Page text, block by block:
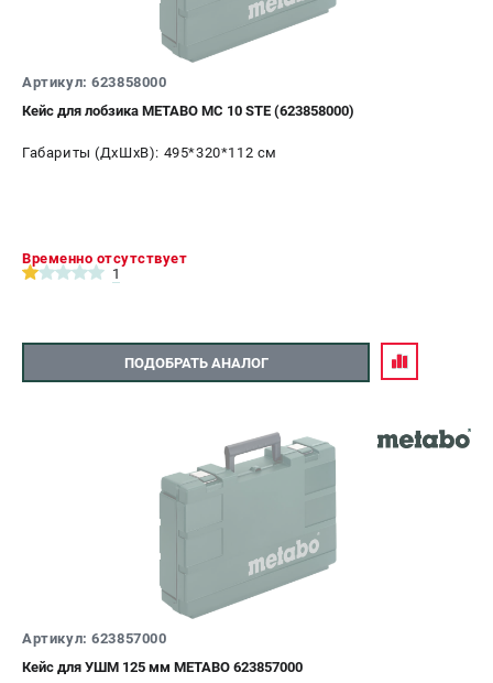
Артикул: 623858000
Кейс для лобзика METABO MC 10 STE (623858000)
Габариты (ДхШхВ): 495*320*112 см
Временно отсутствует
1
ПОДОБРАТЬ АНАЛОГ
Артикул: 623857000
Кейс для УШМ 125 мм METABO 623857000